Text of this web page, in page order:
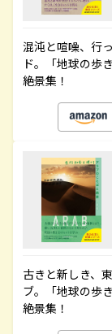
混沌と喧噪、行
ド。「地球の歩
絶景集！
古きと新しき、
ブ。「地球の歩
絶景集！